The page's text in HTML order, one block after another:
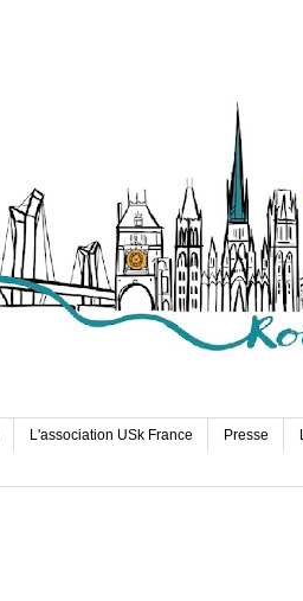
L'association USk France Presse